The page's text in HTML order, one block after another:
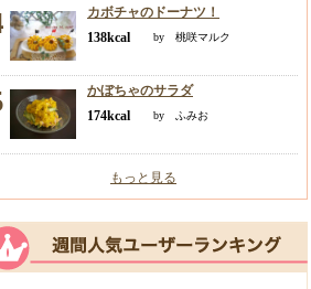
カボチャのドーナツ！
138kcal
by 桃咲マルク
かぼちゃのサラダ
174kcal
by ふみお
もっと見る